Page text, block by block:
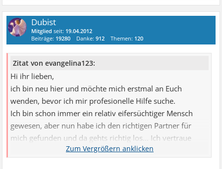
Dubist
Mitglied seit: 19.04.2012
Beiträge: 19280 Danke:912 Themen: 120
Zitat von evangelina123:
Hi ihr lieben,
ich bin neu hier und möchte mich erstmal an Euch
wenden, bevor ich mir profesionelle Hilfe suche.
Ich bin schon immer ein relativ eifersüchtiger Mensch
gewesen, aber nun habe ich den richtigen Partner für
mich gefunden und da gehts richtig los... Ich vertraue
ihm, wenn er sagt, dass ich seine Traumfrau bin und ich